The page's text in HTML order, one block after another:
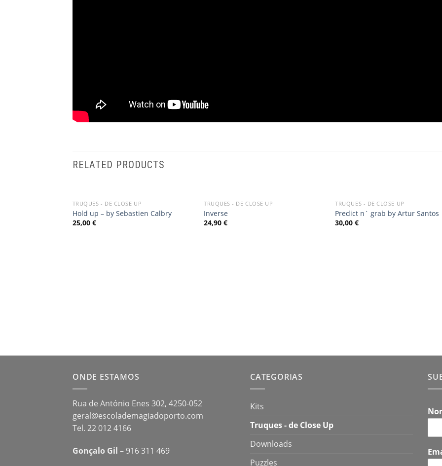
RELATED PRODUCTS
TRUQUES - DE CLOSE UP
Hold up – by Sebastien Calbry
25,00 €
TRUQUES - DE CLOSE UP
Inverse
24,90€
to
OUT OF STOCK
TRUQUES - DE CLOSE UP
Predict n´ grab by Artur Santos
30,00€
ONDE ESTAMOS
Rua de António Enes 302, 4250-052
geral@escolademagiadoporto.com
Tel. 22 012 4166
Gonçalo Gil – 916 311 469
CATEGORIAS
Kits
Truques - de Close Up
Downloads
Puzzles